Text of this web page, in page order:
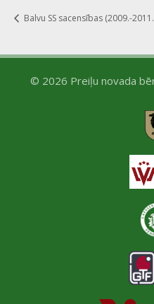
Balvu SS sacensības (2009.-
© 2026 Preiļu novada